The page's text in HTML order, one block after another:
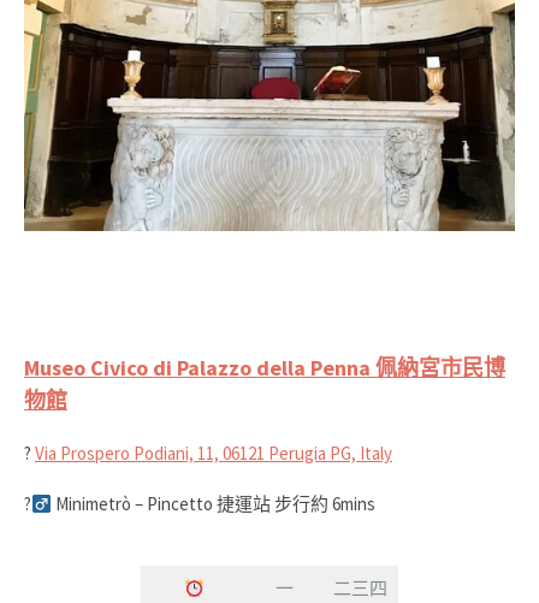
Museo Civico di Palazzo della Penna 佩納宮市民博
物館
? Via Prospero Podiani, 11, 06121 Perugia PG, Italy
?‍ Minimetrò – Pincetto 捷運站 步行約 6mins
一
二三四